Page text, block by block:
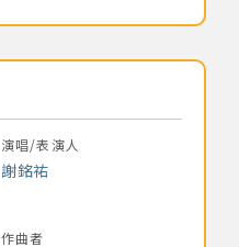
演唱/表演人
謝銘祐
作曲者